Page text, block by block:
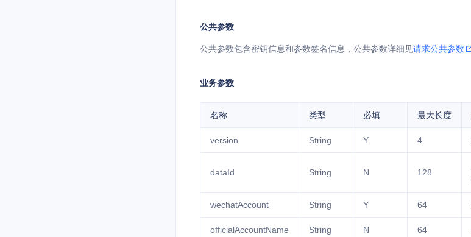
公共参数
公共参数包含密钥信息和参数签名信息，公共参数详细见请求公共参数
业务参数
名称 类型 必填 最大长度
version String Y 4
dataId String N 128
wechatAccount String Y 64
officialAccountName String N 64